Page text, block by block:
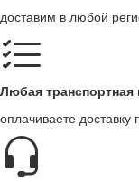
доставим в любой
Любая транспортная
оплачиваете доставку